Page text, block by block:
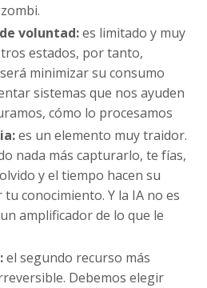
voluntad:es limitado y muy
estados, por tanto,
minimizar su consumo
sistemas que nos ayuden
cómo lo procesamos
es un elemento muy traidor.
nada más capturarlo, te fías,
y el tiempo hacen su
conocimiento. Y la IA no es
amplificador de lo que le
el segundo recurso más
Debemos elegir